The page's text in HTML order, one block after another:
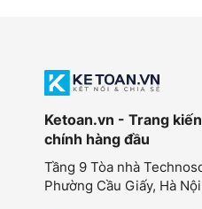
Ketoan.vn - Trang
chính hàng đầu
Tầng 9 Tòa nhà
Phường Cầu Giấy, Hà Nội